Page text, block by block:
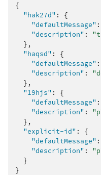
{
"hak27d" :
{
"defaultMessage" :
"description" :
},
"haqsd" :
{
"defaultMessage" :
"description" :
},
"19hjs" :
{
"defaultMessage" :
"description" :
},
"explicit-id" :
{
"defaultMessage" :
"description" :
}
}